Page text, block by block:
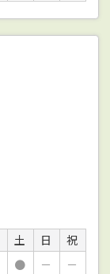
土 日
祝
● －
－